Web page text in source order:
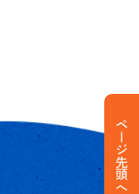
ページ先頭へ